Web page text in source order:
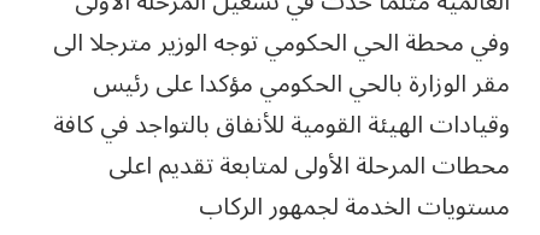
وفي محطة الحي الحكومي توجه الوزير مترجلا الى
مقر الوزارة بالحي الحكومي مؤكدا على رئيس
وقيادات الهيئة القومية للأنفاق بالتواجد في كافة
محطات المرحلة الأولى لمتابعة تقديم اعلى
مستويات الخدمة لجمهور الركاب